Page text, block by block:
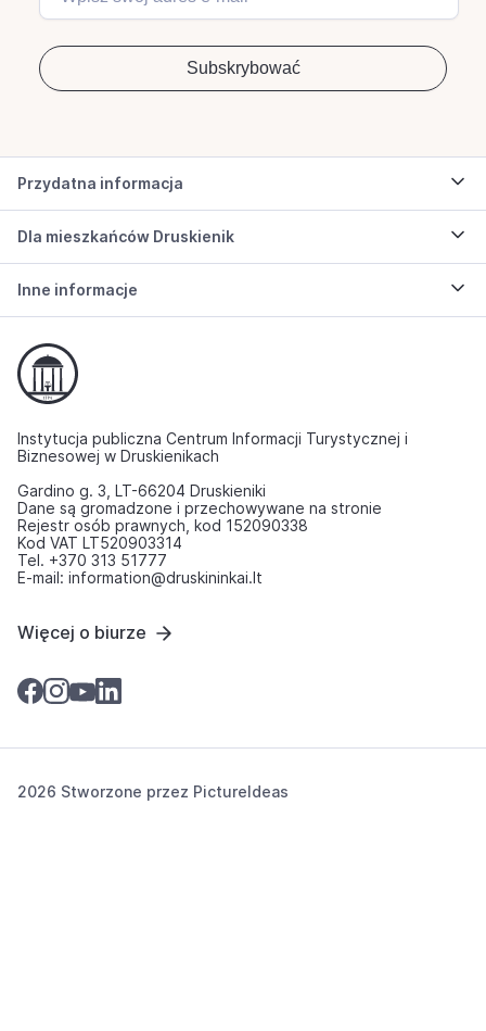
Przydatna informacja
Dla mieszkańców Druskienik
Inne informacje
Instytucja publiczna Centrum Informacji Turystycznej i
Biznesowej w Druskienikach
Gardino g. 3, LT-66204 Druskieniki
Dane są gromadzone i przechowywane na stronie
Rejestr osób prawnych, kod 152090338
Kod VAT LT520903314
Tel. +370 313 51777
E-mail: information@druskininkai.lt
Więcej o biurze
2026 Stworzone przez PictureIdeas